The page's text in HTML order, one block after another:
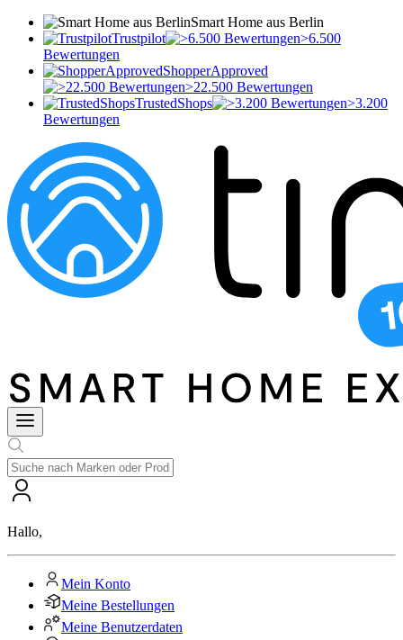
Smart Home aus Berlin
Trustpilot
>6.500
Bewertungen
ShopperApproved
>22.500 Bewertungen
TrustedShops
>3.200
Bewertungen
Hallo,
Mein Konto
Meine Bestellungen
Meine Benutzerdaten